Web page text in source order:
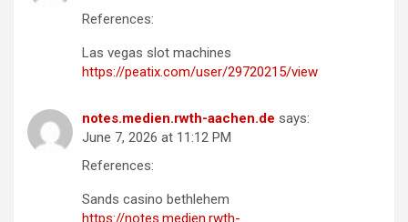
References:
Las vegas slot machines
https://peatix.com/user/29720215/view
notes.medien.rwth-aachen.de says:
June 7, 2026 at 11:12 PM
References:
Sands casino bethlehem
https://notes.medien.rwth-